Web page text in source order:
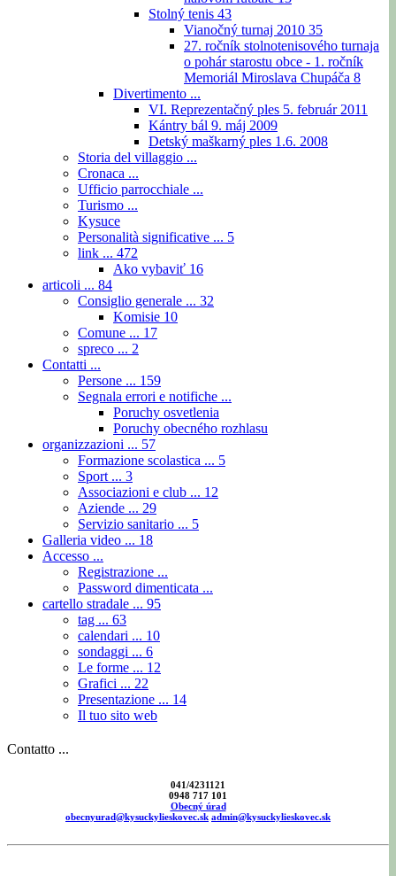
Stolný tenis 43
Vianočný turnaj 2010 35
27. ročník stolnotenisového turnaja
o pohár starostu obce - 1. ročník
Memoriál Miroslava Chupáča 8
Divertimento ...
VI. Reprezentačný ples 5. február 2011
Kántry bál 9. máj 2009
Detský maškarný ples 1.6. 2008
Storia del villaggio ...
Cronaca ...
Ufficio parrocchiale ...
Turismo ...
Kysuce
Personalità significative ... 5
link ... 472
Ako vybaviť 16
articoli ... 84
Consiglio generale ... 32
Komisie 10
Comune ... 17
spreco ... 2
Contatti ...
Persone ... 159
Segnala errori e notifiche ...
Poruchy osvetlenia
Poruchy obecného rozhlasu
organizzazioni ... 57
Formazione scolastica ... 5
Sport ... 3
Associazioni e club ... 12
Aziende ... 29
Servizio sanitario ... 5
Galleria video ... 18
Accesso ...
Registrazione ...
Password dimenticata ...
cartello stradale ... 95
tag ... 63
calendari ... 10
sondaggi ... 6
Le forme ... 12
Grafici ... 22
Presentazione ... 14
Il tuo sito web
Contatto ...
041/4231121
0948 717 101
Obecný úrad
obecnyurad@kysuckylieskovec.sk admin@kysuckylieskovec.sk